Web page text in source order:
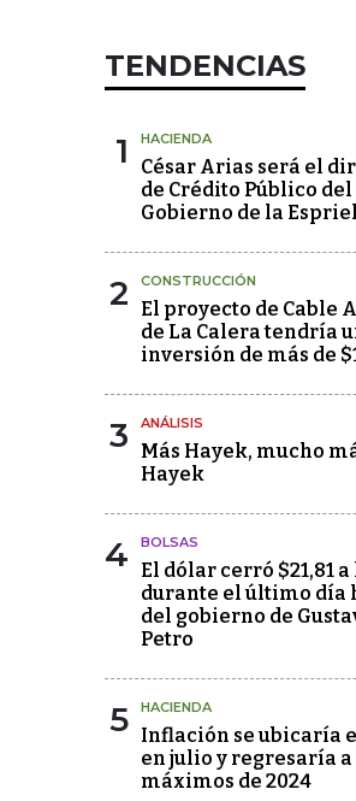
TENDENCIAS
1 HACIENDA
César Arias será el
de Crédito Público del
Gobierno de la
2 CONSTRUCCIÓN
El proyecto de Cable
de La Calera tendría
inversión de más de
3 ANÁLISIS
Más Hayek, mucho
Hayek
4 BOLSAS
El dólar cerró $21,81 a
durante el último día
del gobierno de
Petro
5 HACIENDA
Inflación se ubicaría
en julio y regresaría
máximos de 2024